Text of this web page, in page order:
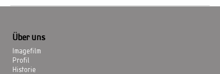
Über uns
Imagefilm
Profil
Historie